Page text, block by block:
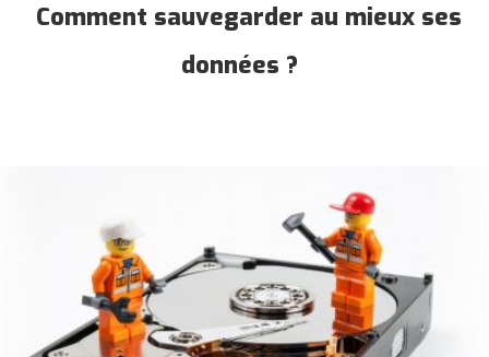
Comment sauvegarder au mieux ses
données ?